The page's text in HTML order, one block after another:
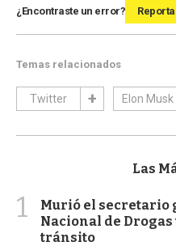
¿Encontraste un error?
Temas relacionados
Twitter Elon Musk
Las
1
Murió el secretario
Nacional de
tránsito